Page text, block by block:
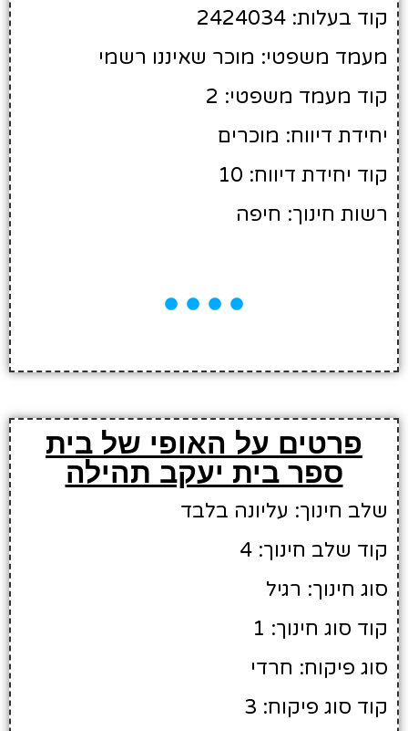
קוד בעלות: 2424034
מעמד משפטי: מוכר שאיננו רשמי
קוד מעמד משפטי: 2
יחידת דיווח: מוכרים
קוד יחידת דיווח: 10
רשות חינוך: חיפה
פרטים על האופי של בית
ספר בית יעקב תהילה
שלב חינוך: עליונה בלבד
קוד שלב חינוך: 4
סוג חינוך: רגיל
קוד סוג חינוך: 1
סוג פיקוח: חרדי
קוד סוג פיקוח: 3